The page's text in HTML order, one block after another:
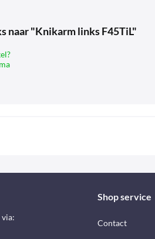
naar "Knikarm links F45TiL"
Shop service
Contact